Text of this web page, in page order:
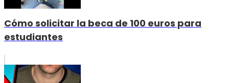
Cómo solicitar la beca de 100 euros para
estudiantes